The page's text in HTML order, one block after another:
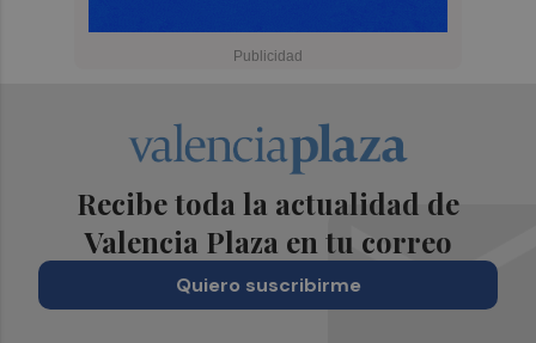
Recibe toda la actualidad de
Valencia Plaza en tu correo
Quiero suscribirme